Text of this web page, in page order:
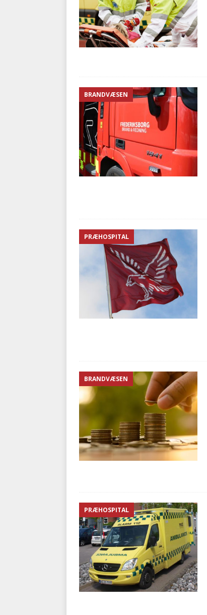
BRANDVÆSEN
PRÆHOSPITAL
BRANDVÆSEN
PRÆHOSPITAL